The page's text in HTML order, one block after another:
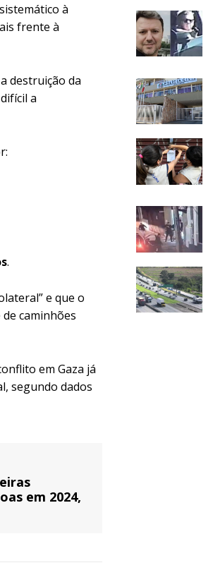
à
frente à
destruição da
a
.
e que o
caminhões
em Gaza já
segundo dados
em 2024,